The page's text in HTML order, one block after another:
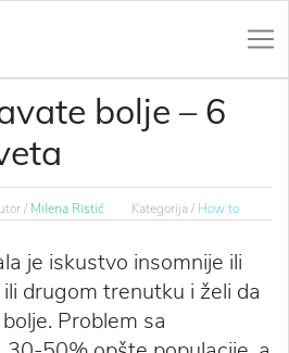
bolje – 6
/ Milena Ristić Kategorija / How to
je iskustvo insomnije ili
drugom trenutku i želi da
Problem sa